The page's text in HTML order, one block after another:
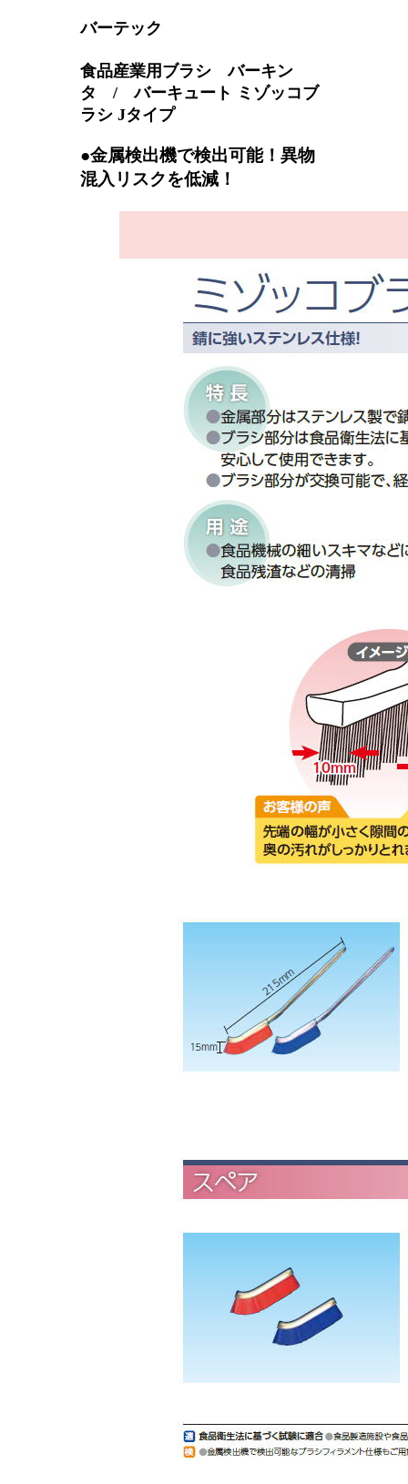
バーテック
食品産業用ブラシ バーキン
タ / バーキュート ミゾッコブ
ラシ Jタイプ
●金属検出機で検出可能！異物
混入リスクを低減！